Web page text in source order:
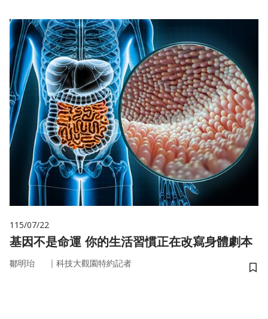
115/07/22
基因不是命運 你的生活習慣正在改寫身體劇本
鄒明珆 ｜ 科技大觀園特約記者
儲